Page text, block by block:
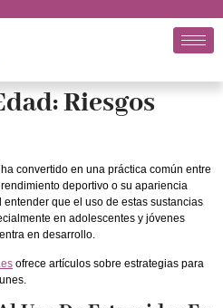
Riesgos
convertido en una práctica común entre
deportivo o su apariencia
que el uso de estas sustancias
en adolescentes y jóvenes
en desarrollo.
ofrece artículos sobre estrategias para